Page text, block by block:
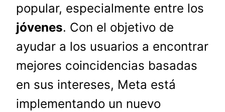
popular, especialmente entre los
jóvenes. Con el objetivo de
ayudar a los usuarios a encontrar
mejores coincidencias basadas
en sus intereses, Meta está
implementando un nuevo